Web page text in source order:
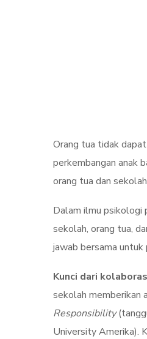
Orang tua tidak
perkembangan anak
orang tua dan
Dalam ilmu psikologi
sekolah, orang tua,
jawab bersama untuk
Kunci dari
sekolah memberikan
Responsibility
University Amerika).